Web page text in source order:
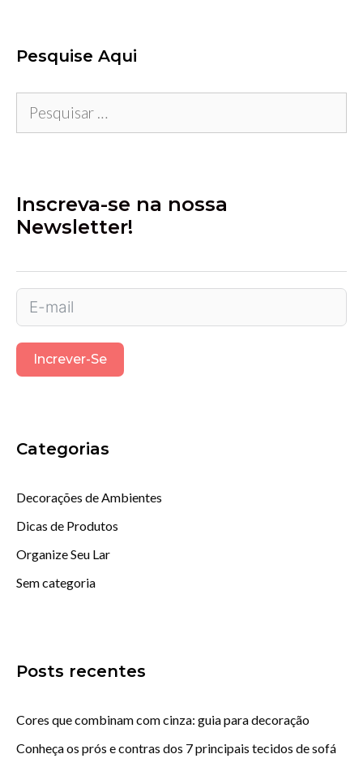
Pesquise Aqui
por:
Inscreva-se na nossa
Newsletter!
Increver-Se
Categorias
Decorações de Ambientes
Dicas de Produtos
Organize Seu Lar
Sem categoria
Posts recentes
Cores que combinam com cinza: guia para decoração
Conheça os prós e contras dos 7 principais tecidos de sofá